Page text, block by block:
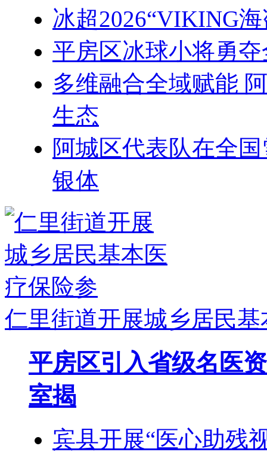
冰超2026“VIKING
平房区冰球小将勇
多维融合全域赋能
生态
阿城区代表队在全
银体
仁里街道开展城乡居民
平房区引入省级名医
室揭
宾县开展“医心助残